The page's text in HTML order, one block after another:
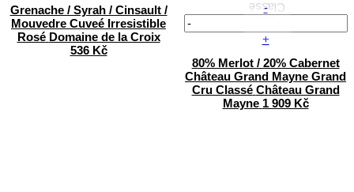
Grenache / Syrah / Cinsault /
Mouvedre Cuveé Irresistible
Rosé Domaine de la Croix
536 Kč
-
+
80% Merlot / 20% Cabernet
Château Grand Mayne Grand
Cru Classé Château Grand
Mayne 1 909 Kč